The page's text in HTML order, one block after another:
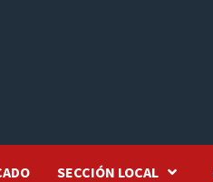
SECCIÓN LOCAL